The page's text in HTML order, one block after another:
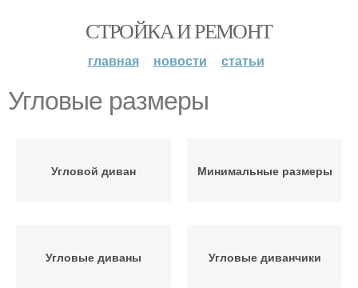
СТРОЙКА И РЕМОНТ
главная новости статьи
Угловые размеры
Угловой диван Минимальные размеры
Угловые диваны Угловые диванчики